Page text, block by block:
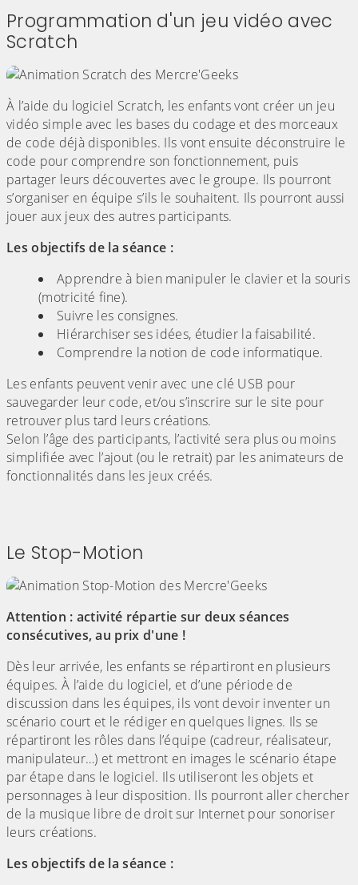
Programmation d'un jeu vidéo avec
Scratch
À l’aide du logiciel Scratch, les enfants vont créer un jeu
vidéo simple avec les bases du codage et des morceaux
de code déjà disponibles. Ils vont ensuite déconstruire le
code pour comprendre son fonctionnement, puis
partager leurs découvertes avec le groupe. Ils pourront
s’organiser en équipe s’ils le souhaitent. Ils pourront aussi
jouer aux jeux des autres participants.
Les objectifs de la séance :
Apprendre à bien manipuler le clavier et la souris
(motricité fine).
Suivre les consignes.
Hiérarchiser ses idées, étudier la faisabilité.
Comprendre la notion de code informatique.
Les enfants peuvent venir avec une clé USB pour
sauvegarder leur code, et/ou s’inscrire sur le site pour
retrouver plus tard leurs créations.
Selon l’âge des participants, l’activité sera plus ou moins
simplifiée avec l’ajout (ou le retrait) par les animateurs de
fonctionnalités dans les jeux créés.
Le Stop-Motion
Attention : activité répartie sur deux séances
consécutives, au prix d'une !
Dès leur arrivée, les enfants se répartiront en plusieurs
équipes. À l’aide du logiciel, et d’une période de
discussion dans les équipes, ils vont devoir inventer un
scénario court et le rédiger en quelques lignes. Ils se
répartiront les rôles dans l’équipe (cadreur, réalisateur,
manipulateur…) et mettront en images le scénario étape
par étape dans le logiciel. Ils utiliseront les objets et
personnages à leur disposition. Ils pourront aller chercher
de la musique libre de droit sur Internet pour sonoriser
leurs créations.
Les objectifs de la séance :